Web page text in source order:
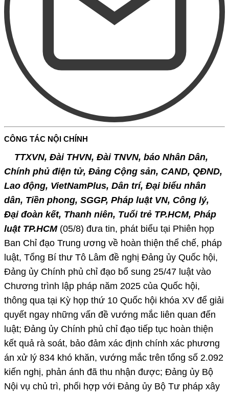
CÔNG TÁC NỘI CHÍNH
TTXVN, Đài THVN, Đài TNVN, báo Nhân Dân,
Chính phủ điện tử, Đảng Cộng sản, CAND, QĐND,
Lao động, VietNamPlus, Dân trí, Đại biểu nhân
dân, Tiền phong, SGGP, Pháp luật VN, Công lý,
Đại đoàn kết, Thanh niên, Tuổi trẻ TP.HCM, Pháp
luật TP.HCM(05/8) đưa tin, phát biểu tại Phiên họp
Ban Chỉ đạo Trung ương về hoàn thiện thể chế, pháp
luật, Tổng Bí thư Tô Lâm đề nghị Đảng ủy Quốc hội,
Đảng ủy Chính phủ chỉ đạo bổ sung 25/47 luật vào
Chương trình lập pháp năm 2025 của Quốc hội,
thông qua tại Kỳ họp thứ 10 Quốc hội khóa XV để giải
quyết ngay những vấn đề vướng mắc liên quan đến
luật; Đảng ủy Chính phủ chỉ đạo tiếp tục hoàn thiện
kết quả rà soát, bảo đảm xác định chính xác phương
án xử lý 834 khó khăn, vướng mắc trên tổng số 2.092
kiến nghị, phản ánh đã thu nhận được; Đảng ủy Bộ
Nội vụ chủ trì, phối hợp với Đảng ủy Bộ Tư pháp xây